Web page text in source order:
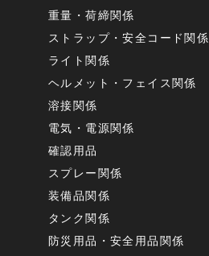
重量・荷締関係
ストラップ・安全コード関係
ライト関係
ヘルメット・フェイス関係
溶接関係
電気・電源関係
確認用品
スプレー関係
装備品関係
タンク関係
防災用品・安全用品関係